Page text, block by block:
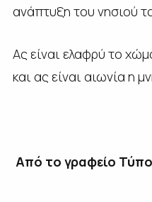
ανάπτυξη του νησιού
Ας είναι ελαφρύ το
και ας είναι αιωνία η
Από το γραφείο